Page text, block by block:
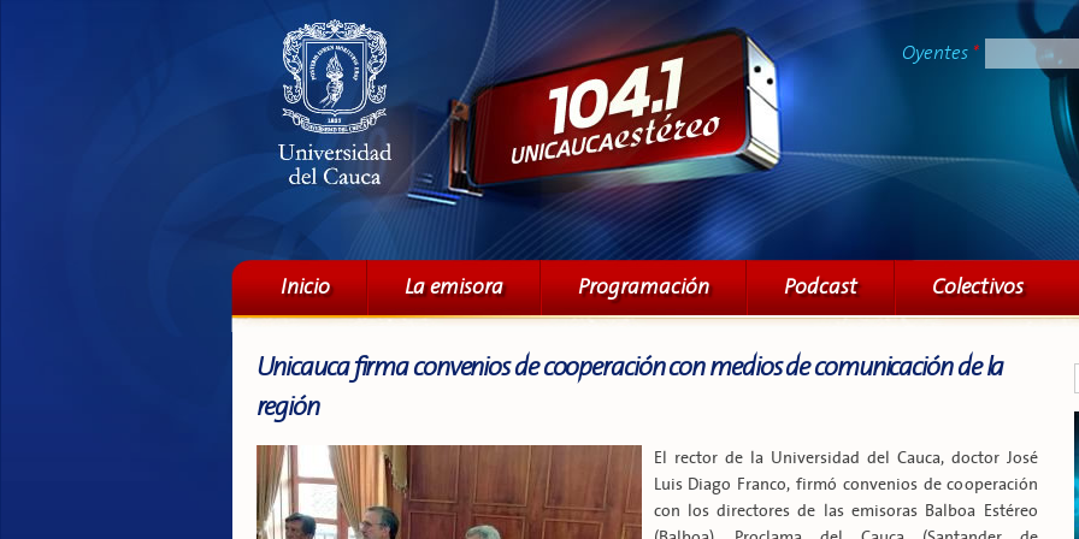
contenido
principal
Oyentes *
Menú principal
Inicio La emisora Programación Podcast Colectivos
Unicauca firma convenios de cooperación con medios de comunicación de la
región
El rector de la Universidad del Cauca, doctor José
Luis Diago Franco, firmó convenios de cooperación
con los directores de las emisoras Balboa Estéreo